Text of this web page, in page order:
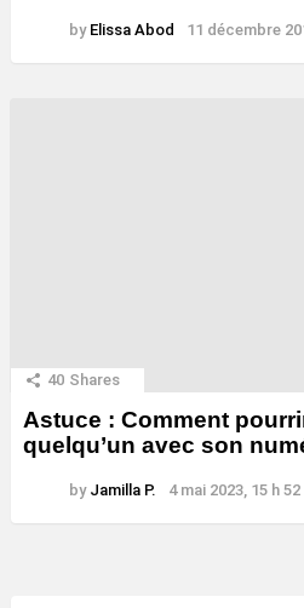
by Elissa Abod 11 décembre
40 Shares
Astuce : Comment
quelqu’un avec son
by Jamilla P. 4 mai 2023, 15 h